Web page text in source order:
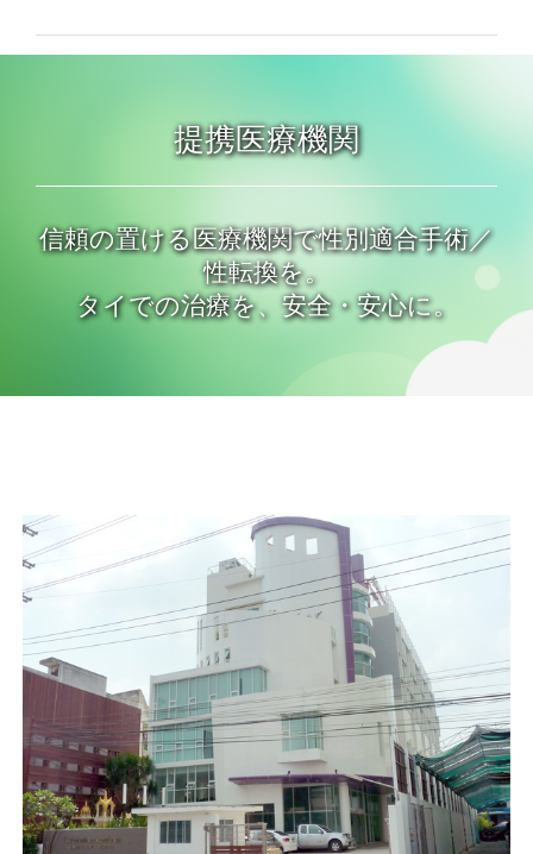
提携医療機関
信頼の置ける医療機関で性別適合手術／
性転換を。
タイでの治療を、安全・安心に。